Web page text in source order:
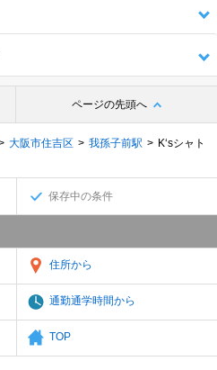
ページの先頭へ
大阪市住吉区 我孫子前駅
K‘sシャト
保存中の条件
住所から
通勤通学時間から
TOP